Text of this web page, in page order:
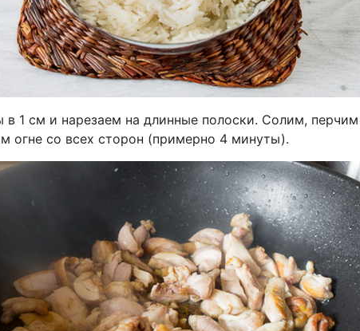
в 1 см и нарезаем на длинные полоски. Солим,
огне со всех сторон (примерно 4 минуты).